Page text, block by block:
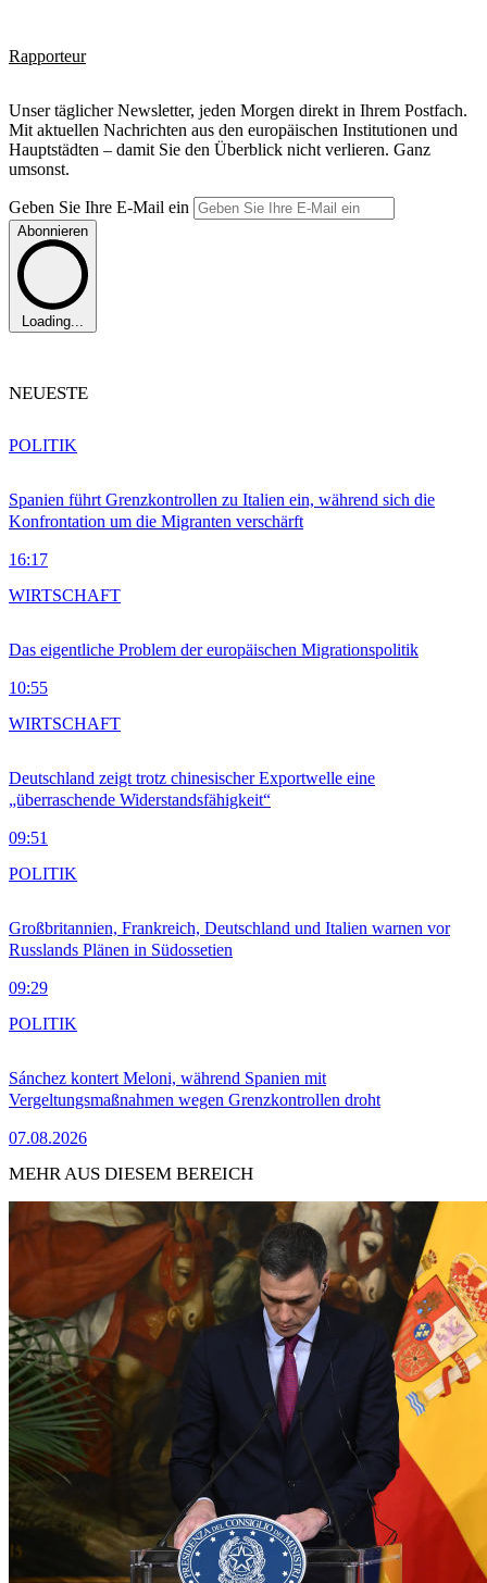
Rapporteur
Unser täglicher Newsletter, jeden Morgen direkt in Ihrem Postfach.
Mit aktuellen Nachrichten aus den europäischen Institutionen und
Hauptstädten – damit Sie den Überblick nicht verlieren. Ganz
umsonst.
Geben Sie Ihre E-Mail ein
Abonnieren
Loading...
NEUESTE
Spanien führt Grenzkontrollen zu Italien ein, während sich die
Konfrontation um die Migranten verschärft
16:17
POLITIK
Das eigentliche Problem der europäischen Migrationspolitik
10:55
WIRTSCHAFT
Deutschland zeigt trotz chinesischer Exportwelle eine
„überraschende Widerstandsfähigkeit“
09:51
WIRTSCHAFT
Großbritannien, Frankreich, Deutschland und Italien warnen vor
Russlands Plänen in Südossetien
09:29
POLITIK
Sánchez kontert Meloni, während Spanien mit
Vergeltungsmaßnahmen wegen Grenzkontrollen droht
07.08.2026
POLITIK
MEHR AUS DIESEM BEREICH